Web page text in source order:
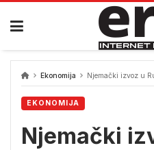
Skip
content
Ekonomija Njemački izvoz u
EKONOMIJA
Njemački